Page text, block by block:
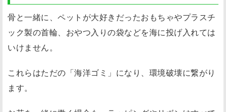
骨と一緒に、ペットが大好きだったおもちゃやプラスチ
ック製の首輪、おやつ入りの袋などを海に投げ入れては
いけません。
これらはただの「海洋ゴミ」になり、環境破壊に繋がり
ます。